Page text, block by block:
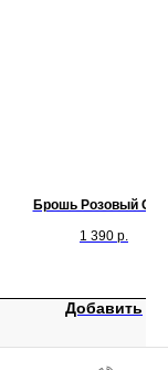
Брошь Розовый
1 390 р.
Добавить